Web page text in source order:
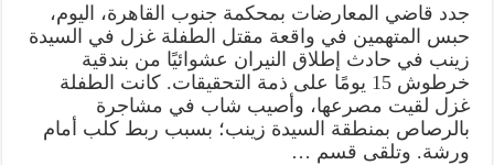
جدد قاضي المعارضات بمحكمة جنوب القاهرة، اليوم،
حبس المتهمين في واقعة مقتل الطفلة غزل في السيدة
زينب في حادث إطلاق النيران عشوائيًا من بندقية
خرطوش 15 يومًا على ذمة التحقيقات. كانت الطفلة
غزل لقيت مصرعها، وأصيب شاب في مشاجرة
بالرصاص بمنطقة السيدة زينب؛ بسبب ربط كلب أمام
ورشة. وتلقى قسم …